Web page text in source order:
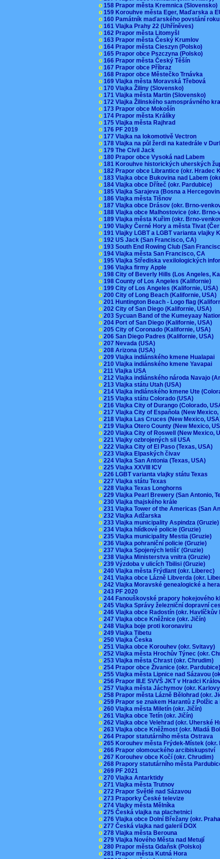
o 158 Prapor města Kremnica (Slovensko)
o 159 Korouhve města Eger, Maďarska a
o 160 Památník maďarského povstání
o 161 Vlajka Prahy 22 (Uhříněves)
o 162 Prapor města Litomyšl
o 163 Prapor města Český Krumlov
o 164 Prapor města Cieszyn (Polsko)
o 165 Prapor obce Pszczyna (Polsko)
o 166 Prapor města Český Těšín
o 167 Prapor obce Příbraz
o 168 Prapor obce Městečko Trnávka
o 169 Vlajka města Moravská Třebová
o 170 Vlajka Žiliny (Slovensko)
o 171 Vlajka města Martin (Slovensko)
o 172 Vlajka Žilinského samosprávného
o 173 Prapor obce Mokošín
o 174 Prapor města Králíky
o 175 Vlajka města Rajhrad
o 176 PF 2019
o 177 Vlajka na lokomotivě Vectron
o 178 Vlajka na půl žerdi na katedrále v
o 179 The Civil Jack
o 180 Prapor obce Vysoká nad Labem
o 181 Korouhve historických uherských
o 182 Prapor obce Librantice (okr. Hradec
o 183 Vlajka obce Bukovina nad Labem
o 184 Vlajka obce Dříteč (okr. Pardubice)
o 185 Vlajka Sarajeva (Bosna a
o 186 Vlajka města Tišnov
o 187 Vlajka obce Drásov (okr. Brno-
o 188 Vlajka obce Malhostovice (okr.
o 189 Vlajka města Kuřim (okr. Brno-
o 190 Vlajky Černé Hory a města Tivat
o 191 Vlajky LGBT a LGBT varianta vlajky
o 192 US Jack (San Francisco, CA)
o 193 South End Rowing Club (San
o 194 Vlajka města San Francisco, CA
o 195 Vlajka Střediska vexilologických
o 196 Vlajka firmy Apple
o 198 City of Beverly Hills (Los Angeles,
o 198 County of Los Angeles (Kalifornie)
o 199 City of Los Angeles (Kalifornie,
o 200 City of Long Beach (Kalifornie, USA)
o 201 Huntington Beach - Logo flag
o 202 City of San Diego (Kalifornie, USA)
o 203 Sycuan Band of the Kumeyaay
o 204 Port of San Diego (Kalifornie, USA)
o 205 City of Coronado (Kalifornie, USA)
o 206 San Diego Padres (Kalifornie, USA)
o 207 Nevada (USA)
o 208 Arizona (USA)
o 209 Vlajka indiánského kmene Hualapai
o 210 Vlajka indiánského kmene Yavapai
o 211 Vlajka USA
o 212 Vlajka indiánského národa Navajo
o 213 Vlajka státu Utah (USA)
o 214 Vlajka indiánského kmene Ute
o 215 Vlajka státu Colorado (USA)
o 216 Vlajka City of Durango (Colorado,
o 217 Vlajka City of Espaňola (New
o 218 Vlajka Las Cruces (New Mexico,
o 219 Vlajka Otero County (New Mexico,
o 220 Vlajka City of Roswell (New Mexico,
o 221 Vlajky ozbrojených sil USA
o 222 Vlajka City of El Paso (Texas, USA)
o 223 Vlajka Elpaských čivav
o 224 Vlajka San Antonia (Texas, USA)
o 225 Vlajka XXVIII ICV
o 226 LGBT varianta vlajky státu Texas
o 227 Vlajka státu Texas
o 228 Vlajka Texas Longhorns
o 229 Vlajka Pearl Brewery (San Antonio,
o 230 Vlajka thajského krále
o 231 Vlajka Tower of the Americas (San
o 232 Vlajka Adžarska
o 233 Vlajka municipality Aspindza
o 234 Vlajka hlídkové policie (Gruzie)
o 235 Vlajka municipality Mestia (Gruzie)
o 236 Vlajka pohraniční policie (Gruzie)
o 237 Vlajka Spojených letišť (Gruzie)
o 238 Vlajka Ministerstva vnitra (Gruzie)
o 239 Výzdoba v ulicích Tbilisi (Gruzie)
o 240 Vlajka města Frýdlant (okr. Liberec)
o 241 Vlajka obce Lázně Libverda (okr.
o 242 Vlajka Moravské genealogické a
o 243 PF 2020
o 244 Fanouškovské prapory hokejového
o 245 Vlajka Správy železniční dopravní
o 246 Vlajka obce Radostín (okr.
o 247 Vlajka obce Kněžnice (okr. Jičín)
o 248 Vlajka boje proti koronaviru
o 249 Vlajka Tibetu
o 250 Vlajka Česka
o 251 Vlajka obce Korouhev (okr. Svitavy)
o 252 Vlajka města Hrochův Týnec (okr.
o 253 Vlajka města Chrast (okr. Chrudim)
o 254 Prapor obce Živanice (okr.
o 255 Vlajka města Lipnice nad Sázavou
o 256 Prapor III.E SVVŠ JKT v Hradci
o 257 Vlajka města Jáchymov (okr.
o 258 Prapor města Lázně Bělohrad (okr.
o 259 Prapor se znakem Harantů z Polžic
o 260 Vlajka města Miletín (okr. Jičín)
o 261 Vlajka obce Tetín (okr. Jičín)
o 262 Vlajka obce Velehrad (okr. Uherské
o 263 Vlajka obce Kněžmost (okr. Mladá
o 264 Prapor statutárního města Ostrava
o 265 Korouhev města Frýdek-Místek
o 266 Prapor olomouckého arcibiskupství
o 267 Korouhev obce Kočí (okr. Chrudim)
o 268 Prapory statutárního města
o 269 PF 2021
o 270 Vlajka Antarktidy
o 271 Vlajka města Trutnov
o 272 Prapor Světlé nad Sázavou
o 273 Praporky České televize
o 274 Vlajky města Mělníka
o 275 Česká vlajka na plachetnici
o 276 Vlajka obce Dolní Břežany (okr.
o 277 Česká vlajka nad galerií DOX
o 278 Vlajka města Berouna
o 279 Vlajka Nového Města nad Metují
o 280 Prapor města Gdaňsk (Polsko)
o 281 Prapor města Kutná Hora